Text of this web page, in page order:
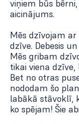
viņiem būs
aicinājums.
Mēs dzīvojam
dzīve. Debesis
Mēs gribam
tikai viena
Bet no otras
nododam šo
labākā stāvoklī,
ko spējam! Šie